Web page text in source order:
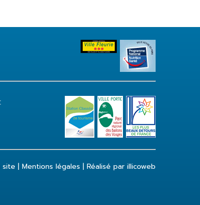
site | Mentions légales | Réalisé par illicoweb